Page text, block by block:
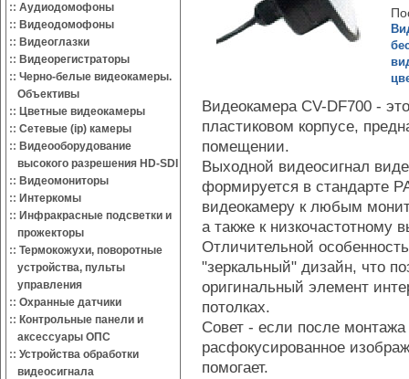
:: Аудиодомофоны
:: Видеодомофоны
:: Видеоглазки
:: Видеорегистраторы
:: Черно-белые видеокамеры.
Объективы
:: Цветные видеокамеры
:: Сетевые (ip) камеры
:: Видеооборудование
высокого разрешения HD-SDI
:: Видеомониторы
:: Интеркомы
:: Инфракрасные подсветки и
прожекторы
:: Термокожухи, поворотные
устройства, пульты
управления
:: Охранные датчики
:: Контрольные панели и
аксессуары ОПС
:: Устройства обработки
видеосигнала
Видеокамера CV-DF700 -
пластиковом корпусе,
помещении.
Выходной видеосигнал
формируется в стандарте
видеокамеру к любым
а также к низкочастотному
Отличительной
"зеркальный" дизайн, что
оригинальный элемент
потолках.
Совет - если после
расфокусированное
помогает.